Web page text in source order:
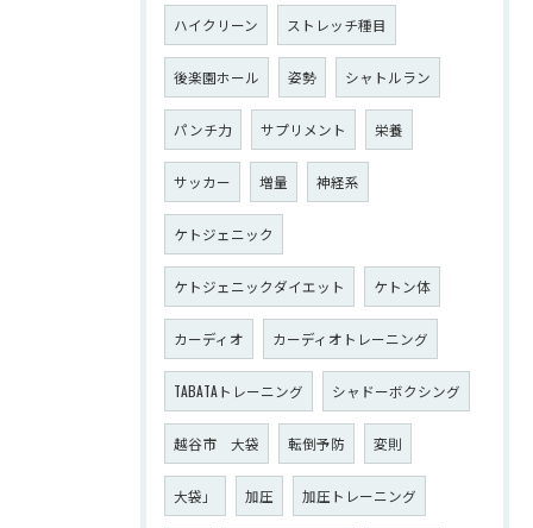
ハイクリーン ストレッチ種目
後楽園ホール 姿勢 シャトルラン
パンチ力 サプリメント 栄養
サッカー 増量 神経系
ケトジェニック
ケトジェニックダイエット ケトン体
カーディオ カーディオトレーニング
TABATAトレーニング シャドーボクシング
越谷市 大袋 転倒予防 変則
大袋」 加圧 加圧トレーニング